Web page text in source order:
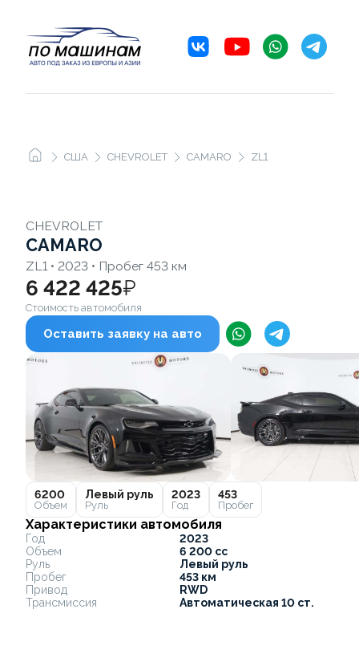
США CHEVROLET CAMARO ZL1
CHEVROLET
CAMARO
ZL1 • 2023 • Пробег 453 км
6 422 425₽
Стоимость автомобиля
Оставить заявку на авто
6200
Объем
Левый руль
Руль
2023
Год
453
Пробег
Характеристики автомобиля
Год
2023
Объем
6 200 cc
Руль
Левый руль
Пробег
453 км
Привод
RWD
Трансмиссия
Автоматическая 10 ст.